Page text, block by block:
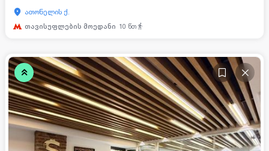
ათონელის ქ.
თავისუფლების მოედანი 10 წთ